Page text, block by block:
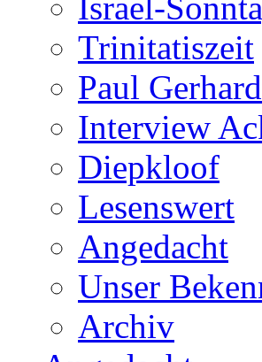
Trinitatiszeit
Paul
Interview
Diepkloof
Lesenswert
Angedacht
Unser
Archiv